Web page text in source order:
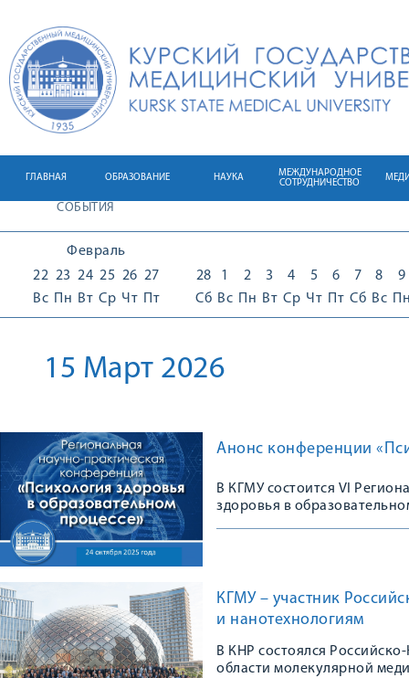
ГЛАВНАЯ ОБРАЗОВАНИЕ НАУКА
МЕЖДУНАРОДНОЕ
СОТРУДНИЧЕСТВО
СОБЫТИЯ
Февраль
22
Вс
23
Пн
24
Вт
25
Ср
26
Чт
27
Пт
28
Сб
1
Вс
2
Пн
3
Вт
4
Ср
5
Чт
6
Пт
7
Сб
8
Вс
9
15 Март 2026
Анонс конференции
В КГМУ состоится VI
здоровья в
КГМУ – участник
и нанотехнологиям
В КНР состоялся
области молекулярной